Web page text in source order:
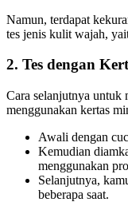
Namun, terdapat
tes jenis kulit wajah,
2. Tes dengan
Cara selanjutnya untuk
menggunakan kertas
Awali dengan
Kemudian
menggunakan
Selanjutnya,
beberapa saat.